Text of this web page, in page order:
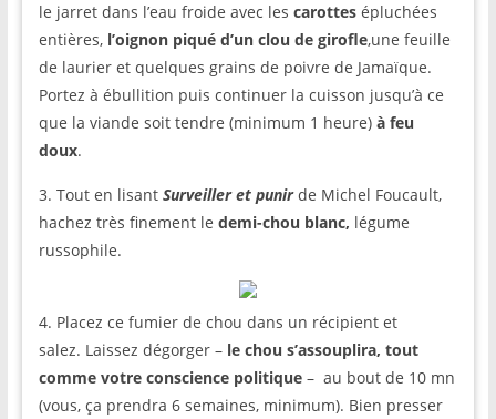
le jarret dans l’eau froide avec les carottesépluchées
entières, l’oignon piqué d’un clou de girofle,une feuille
de laurier et quelques grains de poivre de Jamaïque.
Portez à ébullition puis continuer la cuisson jusqu’à ce
que la viande soit tendre (minimum 1 heure) à feu
doux.
3. Tout en lisant Surveiller et punirde Michel Foucault,
hachez très finement le demi-chou blanc, légume
russophile.
4. Placez ce fumier de chou dans un récipient et
salez. Laissez dégorger – le chou s’assouplira, tout
comme votre conscience politique– au bout de 10 mn
(vous, ça prendra 6 semaines, minimum). Bien presser